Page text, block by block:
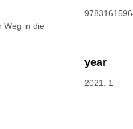
Weg in die
year
2021. 1